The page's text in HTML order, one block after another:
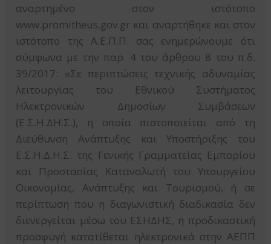
αναρτημένο στον ιστότοπο
www.promitheus.gov.gr και αναρτήθηκε και στον
ιστότοπο της Α.Ε.Π.Π. σας ενημερώνουμε ότι
σύμφωνα με την παρ. 4 του άρθρου 8 του π.δ.
39/2017: «Σε περιπτώσεις τεχνικής αδυναμίας
λειτουργίας του Εθνικού Συστήματος
Ηλεκτρονικών Δημοσίων Συμβάσεων
(Ε.Σ.Η.ΔΗ.Σ.), η οποία πιστοποιείται από τη
Διεύθυνση Ανάπτυξης και Υποστήριξης του
Ε.Σ.Η.Δ.Η.Σ. της Γενικής Γραμματείας Εμπορίου
και Προστασίας Καταναλωτή του Υπουργείου
Οικονομίας, Ανάπτυξης και Τουρισμού, ή σε
περίπτωση που η διαγωνιστική διαδικασία δεν
διενεργείται μέσω του ΕΣΗΔΗΣ, η προδικαστική
προσφυγή κατατίθεται ηλεκτρονικά στην ΑΕΠΠ